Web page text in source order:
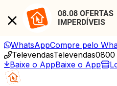
08.08 OFERTAS
IMPERDÍVEIS
WhatsAppCompre pelo
TelevendasTelevendas0800
Baixe o AppBaixe o App